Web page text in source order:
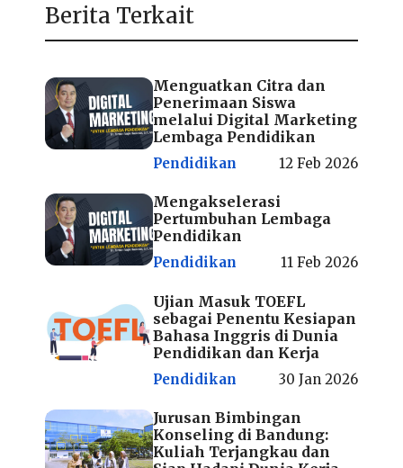
Berita Terkait
Menguatkan Citra dan
Penerimaan Siswa
melalui Digital Marketing
Lembaga Pendidikan
Pendidikan 12 Feb 2026
Mengakselerasi
Pertumbuhan Lembaga
Pendidikan
Pendidikan 11 Feb 2026
Ujian Masuk TOEFL
sebagai Penentu Kesiapan
Bahasa Inggris di Dunia
Pendidikan dan Kerja
Pendidikan 30 Jan 2026
Jurusan Bimbingan
Konseling di Bandung:
Kuliah Terjangkau dan